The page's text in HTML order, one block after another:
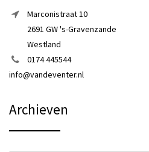
Marconistraat 10
2691 GW 's-Gravenzande
Westland
0174 445544
info@vandeventer.nl
Archieven